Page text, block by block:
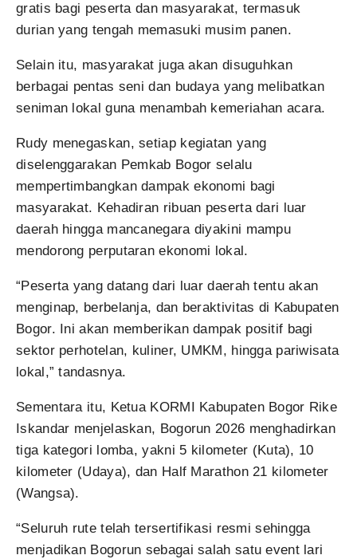
gratis bagi peserta dan masyarakat, termasuk
durian yang tengah memasuki musim panen.
Selain itu, masyarakat juga akan disuguhkan
berbagai pentas seni dan budaya yang melibatkan
seniman lokal guna menambah kemeriahan acara.
Rudy menegaskan, setiap kegiatan yang
diselenggarakan Pemkab Bogor selalu
mempertimbangkan dampak ekonomi bagi
masyarakat. Kehadiran ribuan peserta dari luar
daerah hingga mancanegara diyakini mampu
mendorong perputaran ekonomi lokal.
“Peserta yang datang dari luar daerah tentu akan
menginap, berbelanja, dan beraktivitas di Kabupaten
Bogor. Ini akan memberikan dampak positif bagi
sektor perhotelan, kuliner, UMKM, hingga pariwisata
lokal,” tandasnya.
Sementara itu, Ketua KORMI Kabupaten Bogor Rike
Iskandar menjelaskan, Bogorun 2026 menghadirkan
tiga kategori lomba, yakni 5 kilometer (Kuta), 10
kilometer (Udaya), dan Half Marathon 21 kilometer
(Wangsa).
“Seluruh rute telah tersertifikasi resmi sehingga
menjadikan Bogorun sebagai salah satu event lari